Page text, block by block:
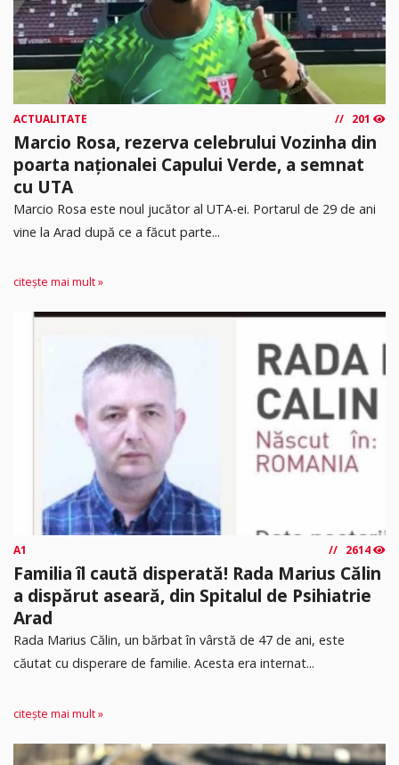
ACTUALITATE 201
Marcio Rosa, rezerva celebrului Vozinha din
poarta naționalei Capului Verde, a semnat
cu UTA
Marcio Rosa este noul jucător al UTA-ei. Portarul de 29 de ani
vine la Arad după ce a făcut parte...
citește mai mult »
A1 2614
Familia îl caută disperată! Rada Marius Călin
a dispărut aseară, din Spitalul de Psihiatrie
Arad
Rada Marius Călin, un bărbat în vârstă de 47 de ani, este
căutat cu disperare de familie. Acesta era internat...
citește mai mult »